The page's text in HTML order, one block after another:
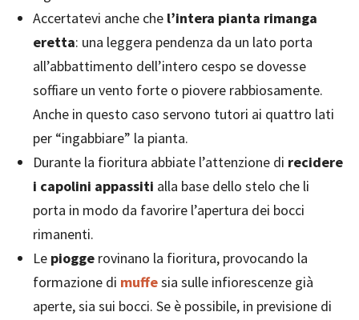
Accertatevi anche che l’intera pianta rimanga
eretta: una leggera pendenza da un lato porta
all’abbattimento dell’intero cespo se dovesse
soffiare un vento forte o piovere rabbiosamente.
Anche in questo caso servono tutori ai quattro lati
per “ingabbiare” la pianta.
Durante la fioritura abbiate l’attenzione di recidere
i capolini appassiti alla base dello stelo che li
porta in modo da favorire l’apertura dei bocci
rimanenti.
Le piogge rovinano la fioritura, provocando la
formazione di muffesia sulle infiorescenze già
aperte, sia sui bocci. Se è possibile, in previsione di